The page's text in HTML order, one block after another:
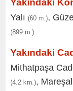
Yakındaki
Yalı (60 m.),
(899 m.)
Yakındaki
Mithatpaşa
(4.2 km.),